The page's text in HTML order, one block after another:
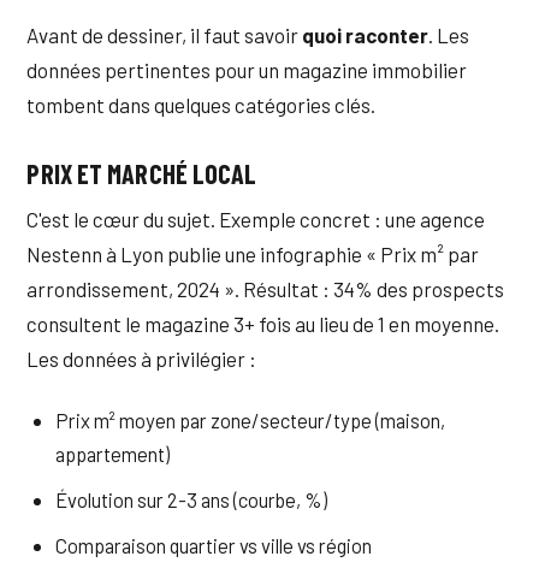
Avant de dessiner, il faut savoir quoi raconter. Les
données pertinentes pour un magazine immobilier
tombent dans quelques catégories clés.
PRIX ET MARCHÉ LOCAL
C'est le cœur du sujet. Exemple concret : une agence
Nestenn à Lyon publie une infographie « Prix m² par
arrondissement, 2024 ». Résultat : 34% des prospects
consultent le magazine 3+ fois au lieu de 1 en moyenne.
Les données à privilégier :
Prix m² moyen par zone/secteur/type (maison,
appartement)
Évolution sur 2-3 ans (courbe, %)
Comparaison quartier vs ville vs région